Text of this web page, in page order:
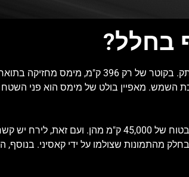
בחלל?
ירחו של שבתאי מימס, שנתפס בתמונה מרהיבה על ידי חללית קאסיני ב-23 באוקטובר 2016, הוא גוף שמימי
השמש. מאפיין בולט של מימס הוא פני
למרות שהתמונה עשויה לרמוז שמימס נמצא במסלול התנגשות עם טבעות שבתאי, למעשה הוא ממוקם במרחק בטוח של 45,000
מהתמונות שצולמו על ידי קאסיני.